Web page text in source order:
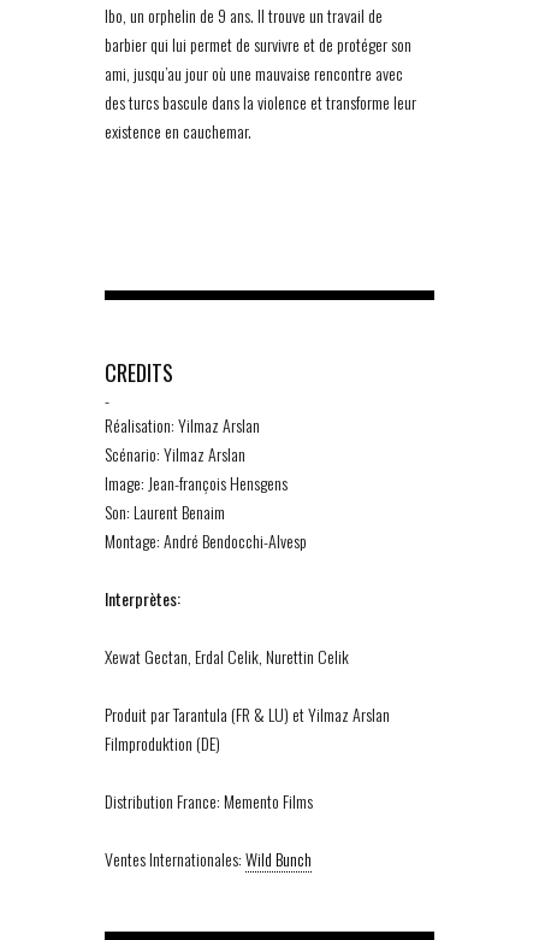
Ibo, un orphelin de 9 ans. Il trouve un travail de
barbier qui lui permet de survivre et de protéger son
ami, jusqu’au jour où une mauvaise rencontre avec
des turcs bascule dans la violence et transforme leur
existence en cauchemar.
CREDITS
-
Réalisation: Yilmaz Arslan
Scénario: Yilmaz Arslan
Image: Jean-françois Hensgens
Son: Laurent Benaim
Montage: André Bendocchi-Alvesp
Interprètes:
Xewat Gectan, Erdal Celik, Nurettin Celik
Produit par Tarantula (FR & LU) et Yilmaz Arslan
Filmproduktion (DE)
Distribution France: Memento Films
Ventes Internationales:Wild Bunch